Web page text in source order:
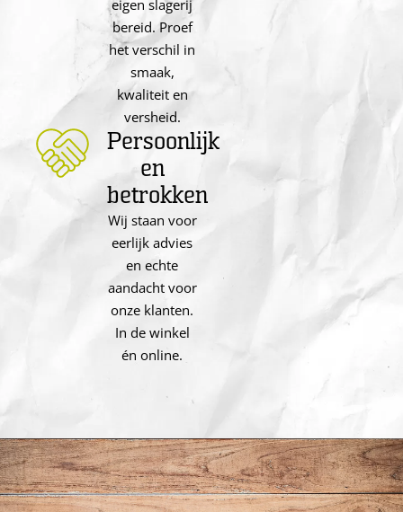
eigen slagerij
bereid. Proef
het verschil in
smaak,
kwaliteit en
versheid.
Persoonlijk
en
betrokken
Wij staan voor
eerlijk advies
en echte
aandacht voor
onze klanten.
In de winkel
én online.